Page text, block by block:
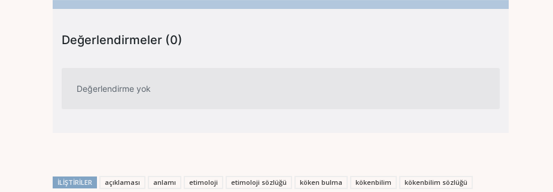
Değerlendirmeler (0)
Değerlendirme yok
İLIŞTIRILER açıklaması anlamı etimoloji etimoloji sözlüğü köken bulma kökenbilim
kökenbilim sözlüğü